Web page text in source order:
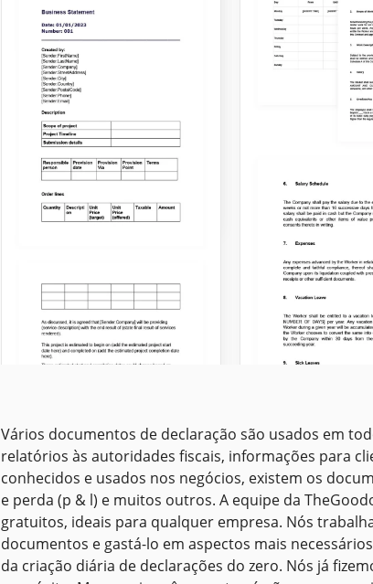
Este modelo de fatura é um
documento pré-projetado
usado para fornecer aos
clientes um resumo das
transações e cobranças
que eles incorreram
durante um determinado
período.
Google Docs
Demonstração
Declaração
Trabalho
Profissional.
Vários documentos de declaração são usados em
relatórios às autoridades fiscais, informações para
conhecidos e usados ​​nos negócios, existem os
e perda (p & l) e muitos outros. A equipe da
gratuitos, ideais para qualquer empresa. Nós
documentos e gastá-lo em aspectos mais
da criação diária de declarações do zero. Nós já